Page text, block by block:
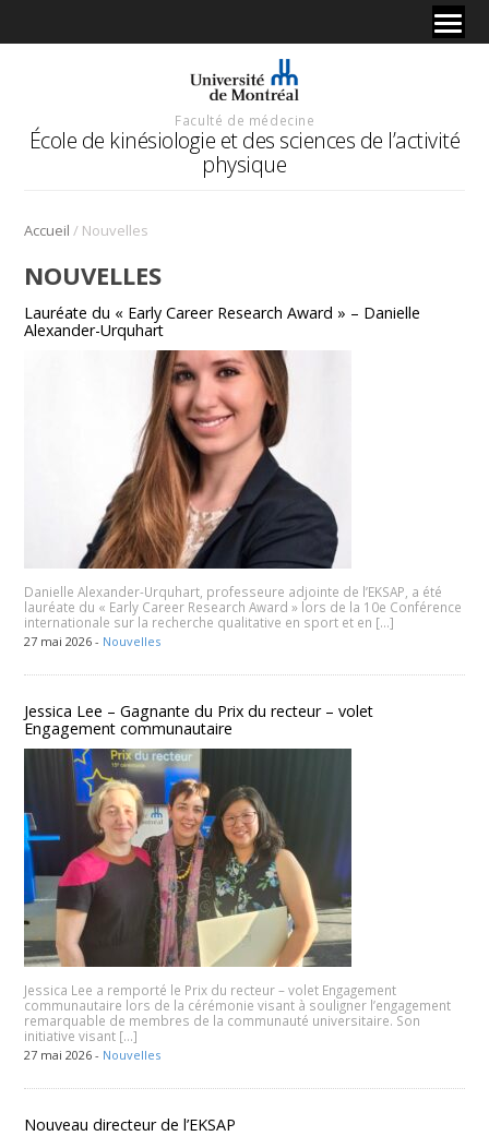
Faculté de médecine
École de kinésiologie et des sciences de l’activité
physique
Accueil / Nouvelles
NOUVELLES
Lauréate du « Early Career Research Award » – Danielle
Alexander-Urquhart
Danielle Alexander-Urquhart, professeure adjointe de l’EKSAP, a été
lauréate du « Early Career Research Award » lors de la 10e Conférence
internationale sur la recherche qualitative en sport et en […]
27 mai 2026 - Nouvelles
Jessica Lee – Gagnante du Prix du recteur – volet
Engagement communautaire
Jessica Lee a remporté le Prix du recteur – volet Engagement
communautaire lors de la cérémonie visant à souligner l’engagement
remarquable de membres de la communauté universitaire. Son
initiative visant […]
27 mai 2026 - Nouvelles
Nouveau directeur de l’EKSAP